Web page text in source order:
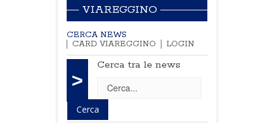
VIAREGGINO
CERCA NEWS
CARD VIAREGGINO
LOGIN
>
Cerca tra le news